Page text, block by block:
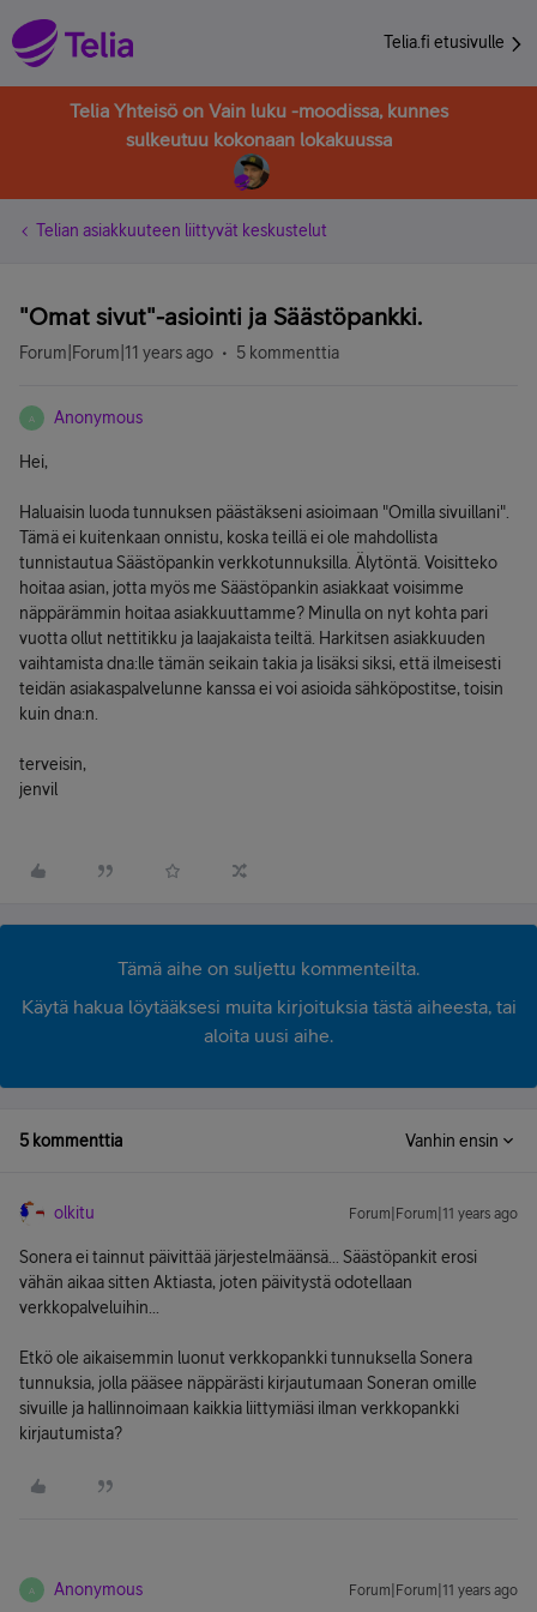
Telia.fi etusivulle
Telia Yhteisö on Vain luku -moodissa, kunnes
sulkeutuu kokonaan lokakuussa
Telian asiakkuuteen liittyvät keskustelut
"Omat sivut"-asiointi ja Säästöpankki.
Forum|Forum|11 years ago 5 kommenttia
A Anonymous
Hei,
Haluaisin luoda tunnuksen päästäkseni asioimaan "Omilla sivuillani".
Tämä ei kuitenkaan onnistu, koska teillä ei ole mahdollista
tunnistautua Säästöpankin verkkotunnuksilla. Älytöntä. Voisitteko
hoitaa asian, jotta myös me Säästöpankin asiakkaat voisimme
näppärämmin hoitaa asiakkuuttamme? Minulla on nyt kohta pari
vuotta ollut nettitikku ja laajakaista teiltä. Harkitsen asiakkuuden
vaihtamista dna:lle tämän seikain takia ja lisäksi siksi, että ilmeisesti
teidän asiakaspalvelunne kanssa ei voi asioida sähköpostitse, toisin
kuin dna:n.
terveisin,
jenvil
Tämä aihe on suljettu kommenteilta.
Käytä hakua löytääksesi muita kirjoituksia tästä aiheesta, tai
aloita uusi aihe.
5 kommenttia Vanhin ensin
olkitu Forum|Forum|11 years ago
Sonera ei tainnut päivittää järjestelmäänsä... Säästöpankit erosi
vähän aikaa sitten Aktiasta, joten päivitystä odotellaan
verkkopalveluihin...
Etkö ole aikaisemmin luonut verkkopankki tunnuksella Sonera
tunnuksia, jolla pääsee näppärästi kirjautumaan Soneran omille
sivuille ja hallinnoimaan kaikkia liittymiäsi ilman verkkopankki
kirjautumista?
A Anonymous Forum|Forum|11 years ago